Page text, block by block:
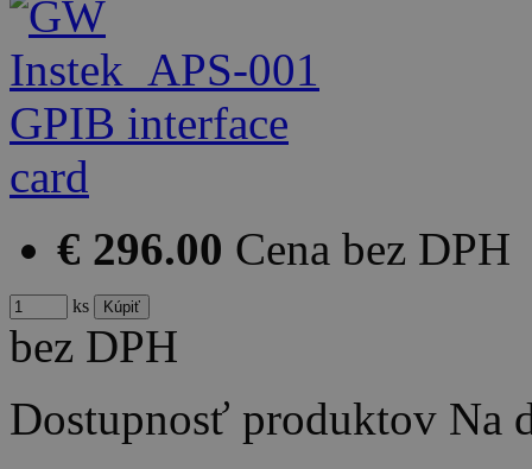
€ 296.00 Cena bez DPH
ks
bez DPH
Dostupnosť produktov Na